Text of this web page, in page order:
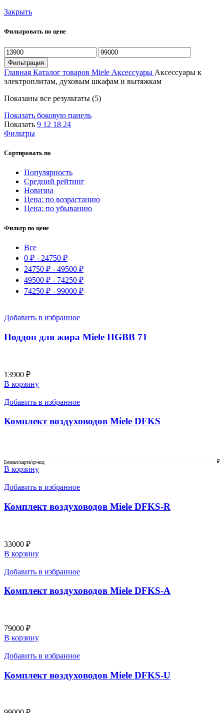
Закрыть
Фильтровать по цене
Минимальная
цена
Максимальная
цена
Фильтрация
Главная Каталог товаров Miele Аксессуары Аксессуары к
электроплитам, духовым шкафам и вытяжкам
Показаны все результаты (5)Цены:
Показать боковую панель
Показать 9 12 18 24
Фильтры
Сортировать по
Популярность
Средний рейтинг
Новизна
Цена: по возрастанию
Цена: по убыванию
Фильтр по цене
Все
0 ₽ - 24750 ₽
24750 ₽ - 49500 ₽
49500 ₽ - 74250 ₽
74250 ₽ - 99000 ₽
Добавить в избранное
Поддон для жира Miele HGBB 71
13900 ₽
В корзину
Добавить в избранное
Комплект воздуховодов Miele DFKS
Безнал/карта/qr-код ₽
В корзину
Добавить в избранное
Комплект воздуховодов Miele DFKS-R
33000 ₽
В корзину
Добавить в избранное
Комплект воздуховодов Miele DFKS-A
79000 ₽
В корзину
Добавить в избранное
Комплект воздуховодов Miele DFKS-U